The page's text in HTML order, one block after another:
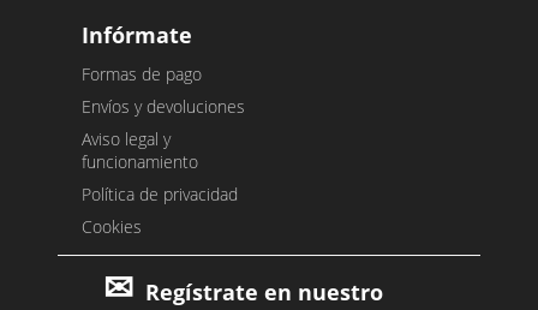
Infórmate
Formas de pago
Envíos y devoluciones
Aviso legal y
funcionamiento
Política de privacidad
Cookies
Regístrate en nuestro